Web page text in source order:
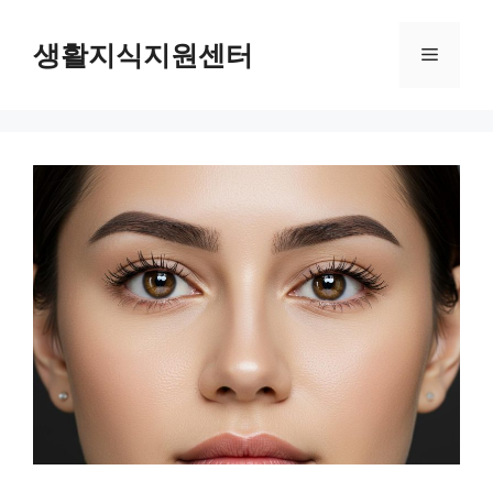
content생활지식지원센터 Menu